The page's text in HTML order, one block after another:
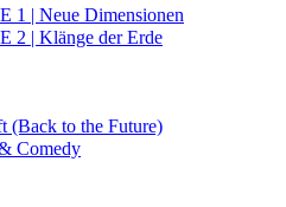
| Neue Dimensionen
| Klänge der Erde
to the Future)
Comedy